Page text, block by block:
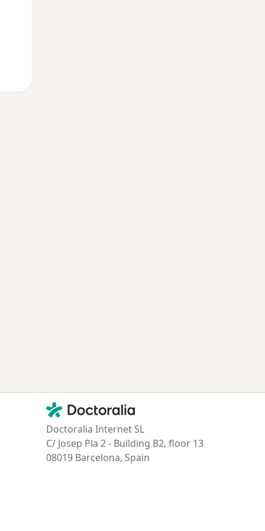
Contacto
Doctoralia - Página de inicio
Doctoralia Internet SL
C/ Josep Pla 2 - Building B2, floor 13
08019 Barcelona, Spain